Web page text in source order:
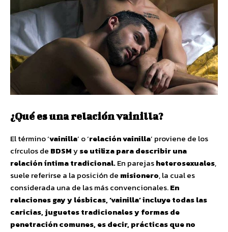
¿Qué es una relación vainilla?
El término ‘vainilla’ o ‘relación vainilla’ proviene de los
círculos de BDSMyse utiliza para describir una
relación íntima tradicional.En parejasheterosexuales,
suele referirse a la posición de misionero, la cual es
considerada una de las más convencionales.En
relaciones gay y lésbicas, ‘vainilla’ incluye todas las
caricias, juguetes tradicionales y formas de
penetración comunes, es decir, prácticas que no